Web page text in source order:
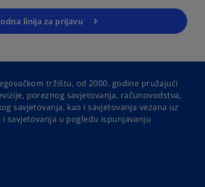
linija za prijavu
tržištu, od 2000. godine pružajući
poreznog savjetovanja, računovodstva,
savjetovanja, kao i savjetovanja vezana uz
savjetovanja u pogledu ispunjavanju